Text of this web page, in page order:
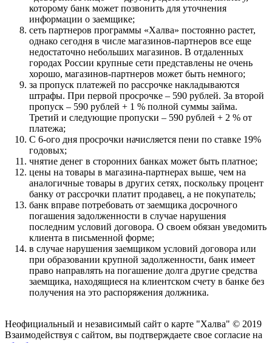
которому банк может позвонить для уточнения
информации о заемщике;
сеть партнеров программы «Халва» постоянно растет,
однако сегодня в числе магазинов-партнеров все еще
недостаточно небольших магазинов. В отдаленных
городах России крупные сети представлены не очень
хорошо, магазинов-партнеров может быть немного;
за пропуск платежей по рассрочке накладываются
штрафы. При первой просрочке – 590 рублей. За второй
пропуск – 590 рублей + 1 % полной суммы займа.
Третий и следующие пропуски – 590 рублей + 2 % от
платежа;
С 6-ого дня просрочки начисляется пени по ставке 19%
годовых;
чнятие денег в сторонних банках может быть платное;
цены на товары в магазина-партнерах выше, чем на
аналогичные товары в других сетях, поскольку процент
банку от рассрочки платит продавец, а не покупатель;
банк вправе потребовать от заемщика досрочного
погашения задолженности в случае нарушения
последним условий договора. О своем обязан уведомить
клиента в письменной форме;
в случае нарушения заемщиком условий договора или
при образовании крупной задолженности, банк имеет
право направлять на погашение долга другие средства
заемщика, находящиеся на клиентском счету в банке без
получения на это распоряжения должника.
Неофициальный и независимый сайт о карте "Халва" © 2019
Взаимодействуя с сайтом, вы подтверждаете свое согласие на